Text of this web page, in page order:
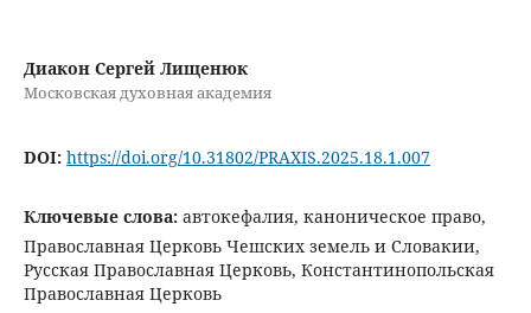
Диакон Сергей Лищенюк
Московская духовная академия
DOI: https://doi.org/10.31802/PRAXIS.2025.18.1.007
Ключевые слова: автокефалия, каноническое право,
Православная Церковь Чешских земель и Словакии,
Русская Православная Церковь, Константинопольская
Православная Церковь